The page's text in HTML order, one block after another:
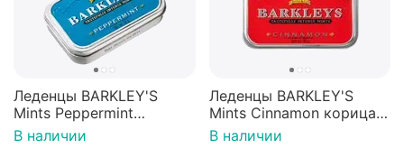
Леденцы BARKLEY'S
Mints Peppermint
перечная мята 50г,
Нидерланды
В наличии
Леденцы BARKLEY'S
Mints Cinnamon корица
50г, Нидерланды
В наличии